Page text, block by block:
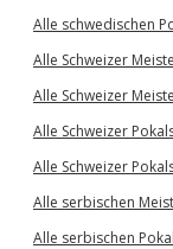
Alle schwedischen
Alle Schweizer
Alle Schweizer
Alle Schweizer
Alle Schweizer
Alle serbischen
Alle serbischen